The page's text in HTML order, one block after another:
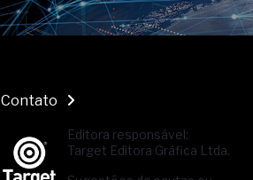
Contato
Editora responsável:
Target Editora Gráfica Ltda.